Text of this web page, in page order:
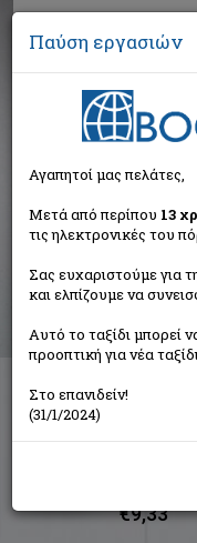
Αναζήτηση
Συγγραφέας:
Ταξινόμηση ανά:
Όσα δεν
€9,33
Παύση εργασιών
Αγαπητοί μας πελάτες,
Μετά από περίπου 13
τις ηλεκτρονικές του
Σας ευχαριστούμε για
και ελπίζουμε να
Αυτό το ταξίδι μπορεί
προοπτική για νέα
Στο επανιδείν!
(31/1/2024)